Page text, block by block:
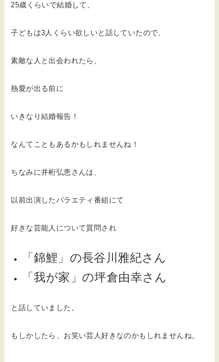
25歳くらいで結婚して、
子どもは3人くらい欲しいと話していたので、
素敵な人と出会われたら、
熱愛が出る前に
いきなり結婚報告！
なんてこともあるかもしれませんね！
ちなみに井桁弘恵さんは、
以前出演したバラエティ番組にて
好きな芸能人について質問され
「錦鯉」の長谷川雅紀さん
「我が家」の坪倉由幸さん
と話していました。
もしかしたら、お笑い芸人好きなのかもしれませんね。